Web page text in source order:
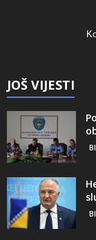
JOŠ VIJESTI